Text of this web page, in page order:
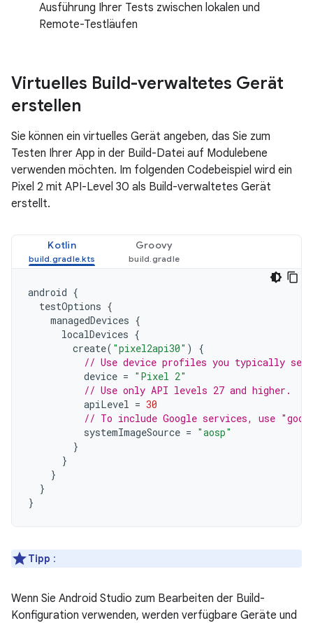
Ausführung Ihrer Tests zwischen lokalen und
Remote-Testläufen
Virtuelles Build-verwaltetes Gerät
erstellen
Sie können ein virtuelles Gerät angeben, das Sie zum
Testen Ihrer App in der Build-Datei auf Modulebene
verwenden möchten. Im folgenden Codebeispiel wird ein
Pixel 2 mit API-Level 30 als Build-verwaltetes Gerät
erstellt.
Kotlin Groovy
android {
testOptions {
managedDevices {
localDevices {
create( "pixel2api30" )
{
// Use device profiles you typically see
device = "Pixel 2"
// Use only API levels 27 and higher.
apiLevel = 30
// To include Google services, use
systemImageSource = "aosp"
}
}
}
}
}
Tipp :
Wenn Sie Android Studio zum Bearbeiten der Build-
Konfiguration verwenden, werden verfügbare Geräte und